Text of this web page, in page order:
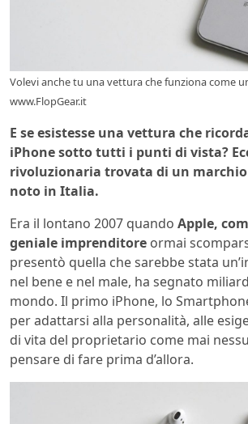
Volevi anche tu una vettura che funziona come
www.FlopGear.it
E se esistesse una vettura che
iPhone sotto tutti i punti di vista?
rivoluzionaria trovata di un
noto in Italia.
Era il lontano 2007 quando Apple,
geniale imprenditore ormai
presentò quella che sarebbe stata
nel bene e nel male, ha segnato
mondo. Il primo iPhone, lo
per adattarsi alla personalità, alle
di vita del proprietario come mai
pensare di fare prima d’allora.